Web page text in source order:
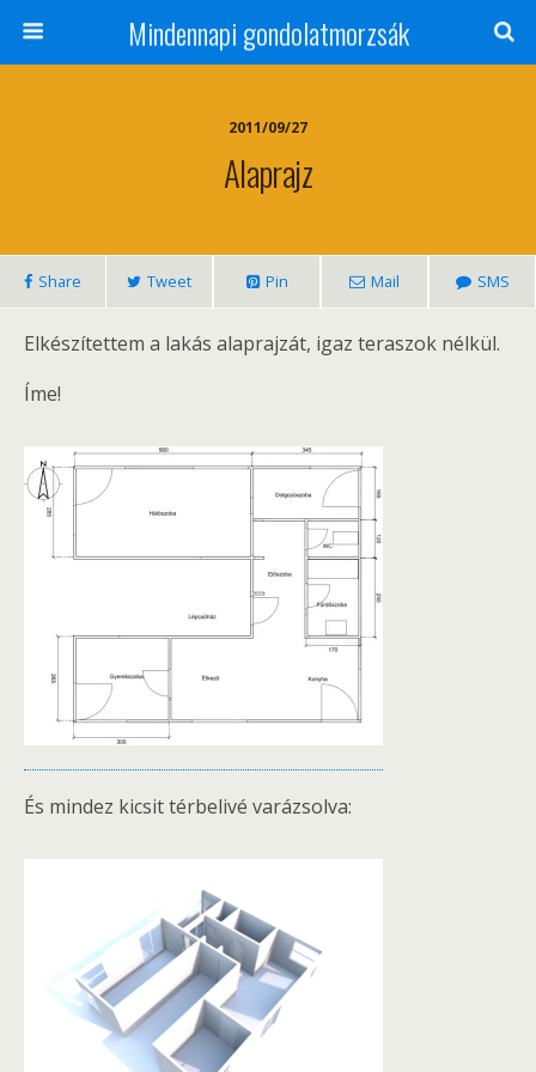
Mindennapi gondolatmorzsák
2011/09/27
Alaprajz
Share Tweet Pin Mail SMS
Elkészítettem a lakás alaprajzát, igaz teraszok nélkül.
Íme!
És mindez kicsit térbelivé varázsolva: